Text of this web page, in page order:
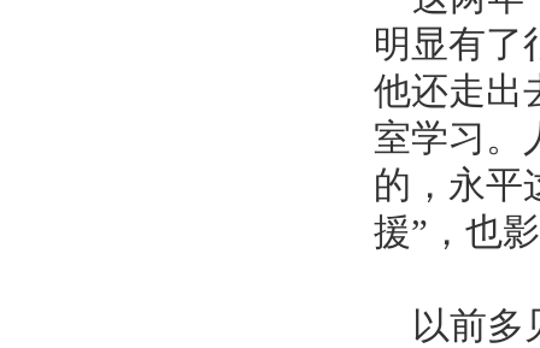
明显有了
他还走出
室学习。
的，永平
援”，也
以前多